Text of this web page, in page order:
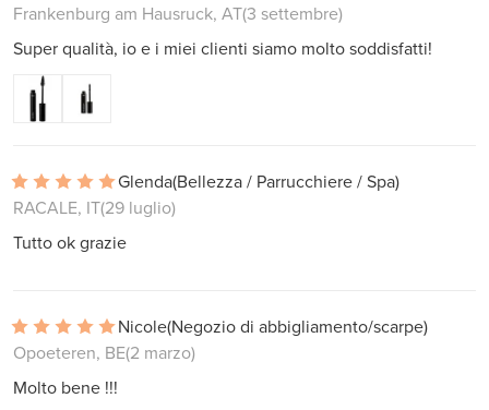
Frankenburg am Hausruck, AT(3 settembre)
Super qualità, io e i miei clienti siamo molto soddisfatti!
Glenda(Bellezza / Parrucchiere / Spa)
RACALE, IT(29 luglio)
Tutto ok grazie
Nicole(Negozio di abbigliamento/scarpe)
Opoeteren, BE(2 marzo)
Molto bene !!!